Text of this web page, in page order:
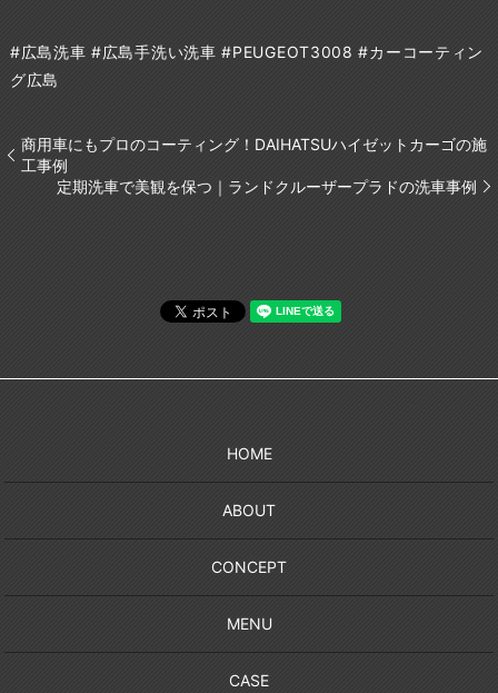
#広島洗車 #広島手洗い洗車 #PEUGEOT3008 #カーコーティン
グ広島
商用車にもプロのコーティング！DAIHATSUハイゼットカーゴの施
工事例
定期洗車で美観を保つ｜ランドクルーザープラドの洗車事例
HOME
ABOUT
CONCEPT
MENU
CASE